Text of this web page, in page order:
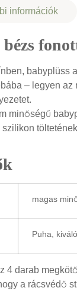
információk
babyplüss
– legyen
minőségű
magas
Puha,
4 darab
a rácsvédő